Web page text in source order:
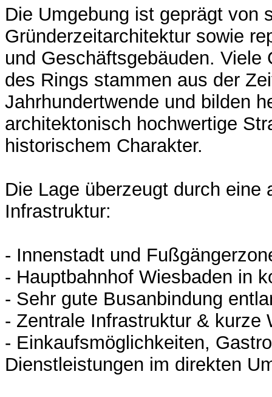
Die Umgebung ist geprägt von
Gründerzeitarchitektur sowie
und Geschäftsgebäuden. Viele
des Rings stammen aus der
Jahrhundertwende und bilden
architektonisch hochwertige
historischem Charakter.
Die Lage überzeugt durch eine
Infrastruktur:
- Innenstadt und
- Hauptbahnhof Wiesbaden in
- Sehr gute Busanbindung
- Zentrale Infrastruktur & kurze
- Einkaufsmöglichkeiten,
Dienstleistungen im direkten